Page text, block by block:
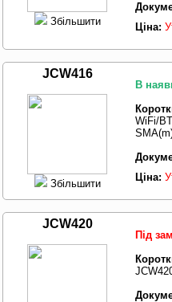
Збільшити
Ціна:
JCW416
Збільшити
В
WiFi/
Ціна:
JCW420
Під